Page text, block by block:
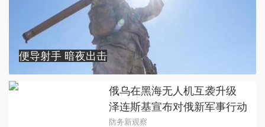
便导射手 暗夜出击
俄乌在黑海无人机互袭升级
泽连斯基宣布对俄新军事行动
防务新观察